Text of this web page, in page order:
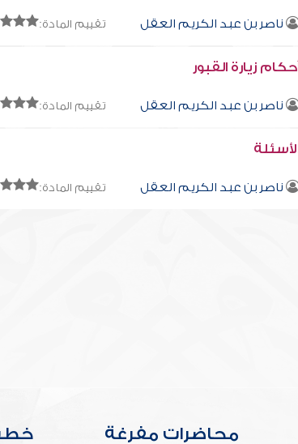
ناصر بن عبد الكريم العقل تقييم المادة:
زيارة القبور
ناصر بن عبد الكريم العقل تقييم المادة:
ناصر بن عبد الكريم العقل تقييم المادة:
محاضرات مفرغة